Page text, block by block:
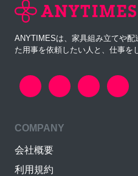
ANYTIMESは、家具組み立てや
た用事を依頼したい人と、仕事を
COMPANY
会社概要
利用規約